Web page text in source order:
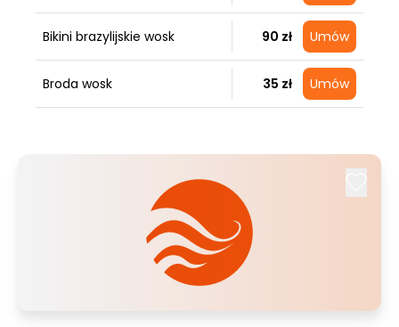
Bikini brazylijskie wosk 90 zł Umów
Broda wosk 35 zł Umów